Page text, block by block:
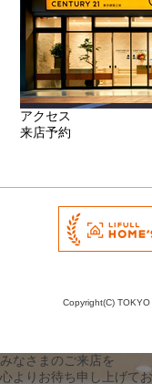
アクセス
来店予約
Copyright(C) TOKYO
みなさまのご来店を
心よりお待ち申し上げてお